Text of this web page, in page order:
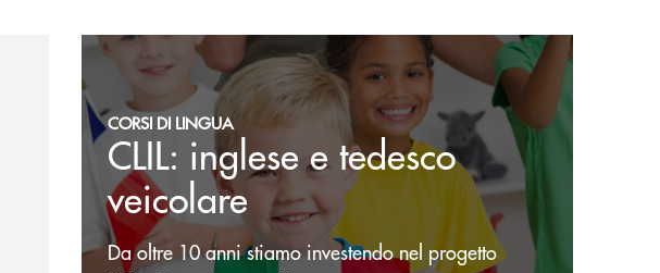
CORSI DI LINGUA
CLIL: inglese e tedesco
veicolare
Da oltre 10 anni stiamo investendo nel progetto